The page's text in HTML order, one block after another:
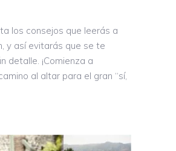
los consejos que leerás a
y así evitarás que se te
detalle. ¡Comienza a
al altar para el gran “sí,